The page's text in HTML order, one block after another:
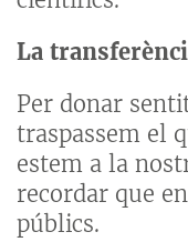
La
Per donar
traspassem el
estem a la
recordar que
públics.